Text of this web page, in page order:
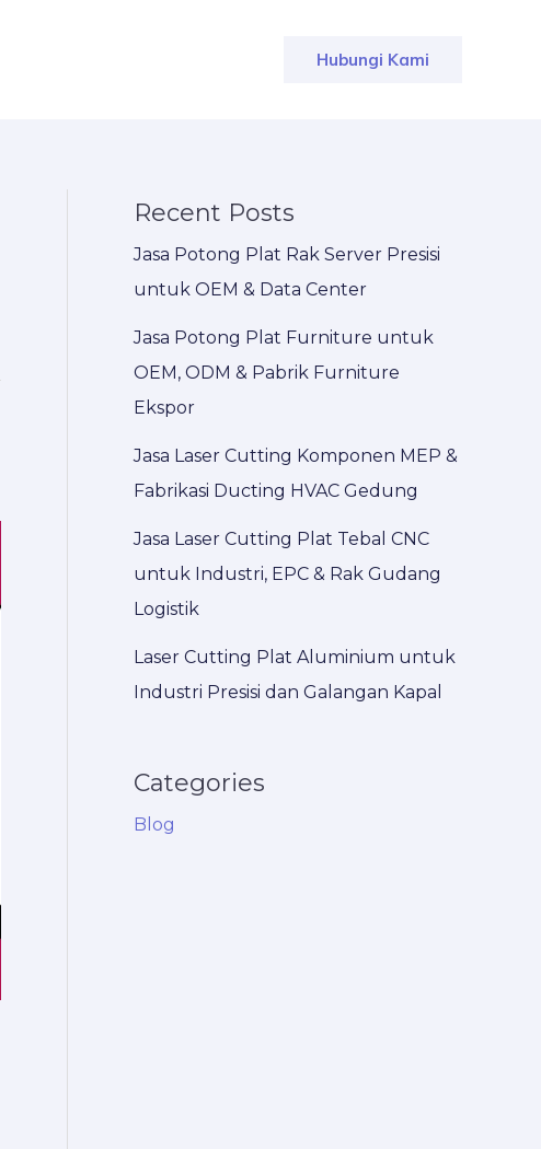
Hubungi Kami
Recent Posts
Jasa Potong Plat Rak Server Presisi
untuk OEM & Data Center
Jasa Potong Plat Furniture untuk
OEM, ODM & Pabrik Furniture
Ekspor
Jasa Laser Cutting Komponen MEP &
Fabrikasi Ducting HVAC Gedung
Jasa Laser Cutting Plat Tebal CNC
untuk Industri, EPC & Rak Gudang
Logistik
Laser Cutting Plat Aluminium untuk
Industri Presisi dan Galangan Kapal
Categories
Blog